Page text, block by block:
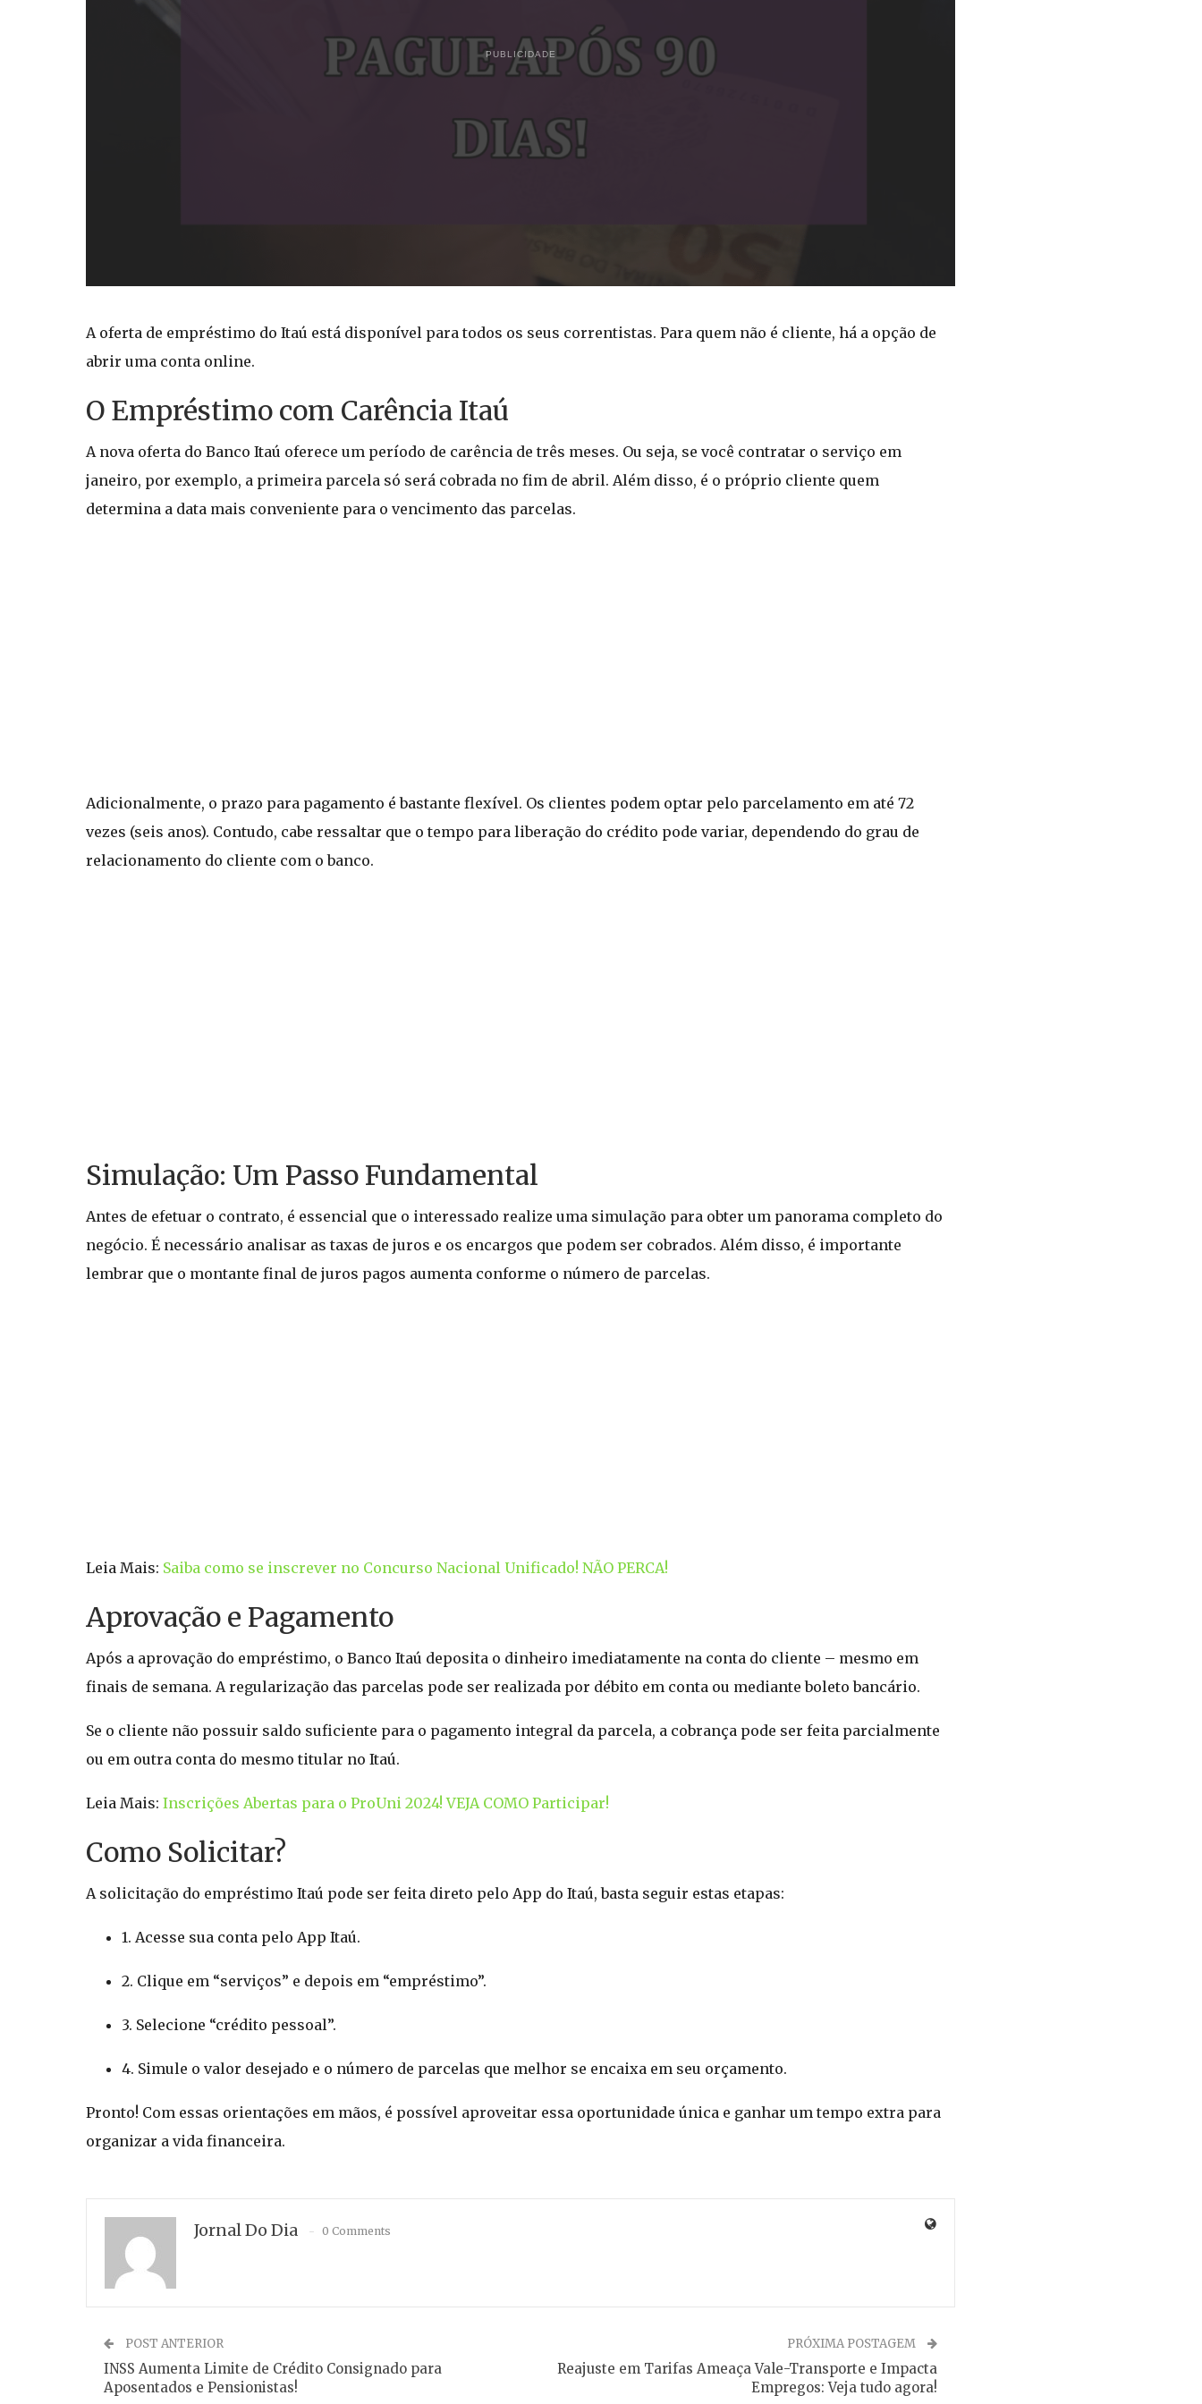
PUBLICIDADE
A oferta de empréstimo do Itaú está disponível para todos os seus correntistas. Para quem não é cliente, há a opção de
abrir uma conta online.
O Empréstimo com Carência Itaú
A nova oferta do Banco Itaú oferece um período de carência de três meses. Ou seja, se você contratar o serviço em
janeiro, por exemplo, a primeira parcela só será cobrada no fim de abril. Além disso, é o próprio cliente quem
determina a data mais conveniente para o vencimento das parcelas.
Adicionalmente, o prazo para pagamento é bastante flexível. Os clientes podem optar pelo parcelamento em até 72
vezes (seis anos). Contudo, cabe ressaltar que o tempo para liberação do crédito pode variar, dependendo do grau de
relacionamento do cliente com o banco.
Simulação: Um Passo Fundamental
Antes de efetuar o contrato, é essencial que o interessado realize uma simulação para obter um panorama completo do
negócio. É necessário analisar as taxas de juros e os encargos que podem ser cobrados. Além disso, é importante
lembrar que o montante final de juros pagos aumenta conforme o número de parcelas.
Leia Mais: Saiba como se inscrever no Concurso Nacional Unificado! NÃO PERCA!
Aprovação e Pagamento
Após a aprovação do empréstimo, o Banco Itaú deposita o dinheiro imediatamente na conta do cliente – mesmo em
finais de semana. A regularização das parcelas pode ser realizada por débito em conta ou mediante boleto bancário.
Se o cliente não possuir saldo suficiente para o pagamento integral da parcela, a cobrança pode ser feita parcialmente
ou em outra conta do mesmo titular no Itaú.
Leia Mais: Inscrições Abertas para o ProUni 2024! VEJA COMO Participar!
Como Solicitar?
A solicitação do empréstimo Itaú pode ser feita direto pelo App do Itaú, basta seguir estas etapas:
1. Acesse sua conta pelo App Itaú.
2. Clique em “serviços” e depois em “empréstimo”.
3. Selecione “crédito pessoal”.
4. Simule o valor desejado e o número de parcelas que melhor se encaixa em seu orçamento.
Pronto! Com essas orientações em mãos, é possível aproveitar essa oportunidade única e ganhar um tempo extra para
organizar a vida financeira.
Jornal Do Dia 0 Comments
POST ANTERIOR
INSS Aumenta Limite de Crédito Consignado para
Aposentados e Pensionistas!
PRÓXIMA POSTAGEM
Reajuste em Tarifas Ameaça Vale-Transporte e Impacta
Empregos: Veja tudo agora!